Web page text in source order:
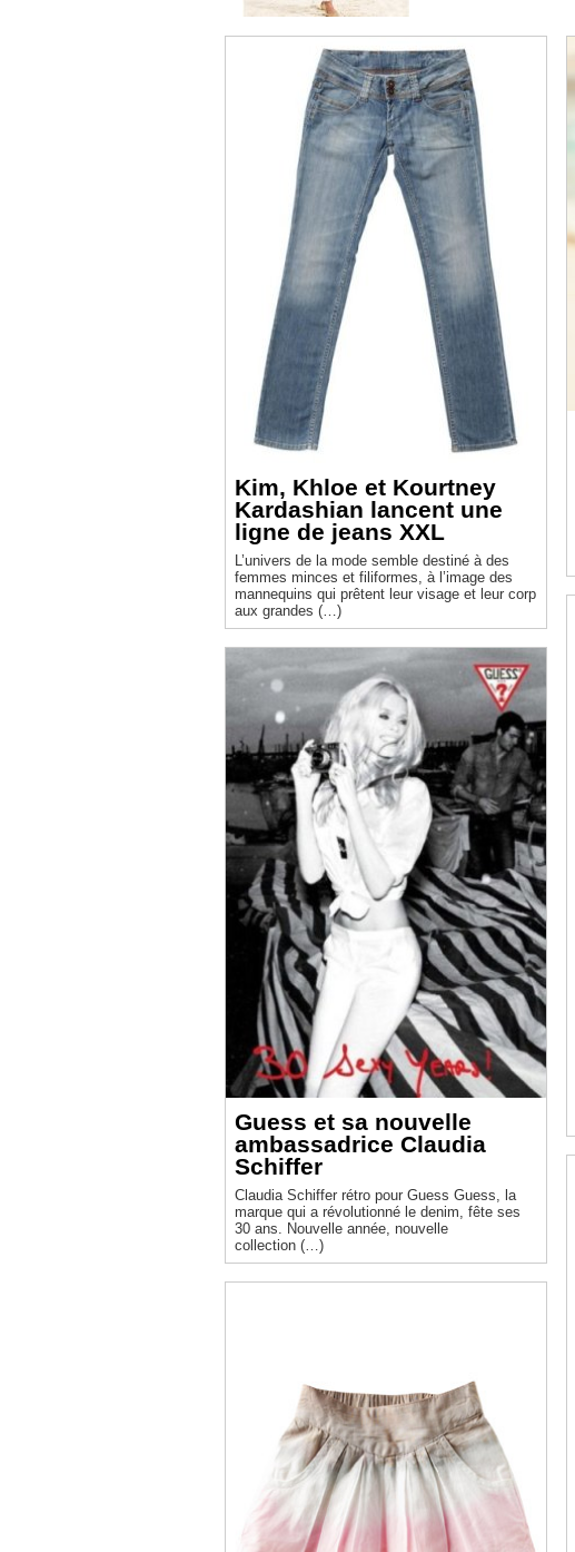
Kim, Khloe et Kourtney
Kardashian lancent une
ligne de jeans XXL
L’univers de la mode semble destiné à des
femmes minces et filiformes, à l’image des
mannequins qui prêtent leur visage et leur corp
aux grandes (…)
Guess et sa nouvelle
ambassadrice Claudia
Schiffer
Claudia Schiffer rétro pour Guess Guess, la
marque qui a révolutionné le denim, fête ses
30 ans. Nouvelle année, nouvelle
collection (…)